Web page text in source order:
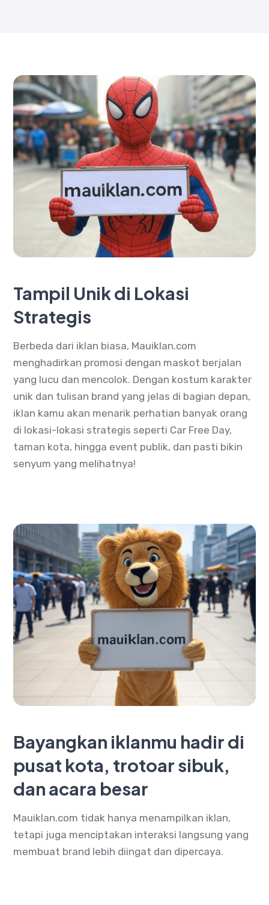
Tampil Unik di Lokasi
Strategis
Berbeda dari iklan biasa, Mauiklan.com
menghadirkan promosi dengan maskot berjalan
yang lucu dan mencolok. Dengan kostum karakter
unik dan tulisan brand yang jelas di bagian depan,
iklan kamu akan menarik perhatian banyak orang
di lokasi-lokasi strategis seperti Car Free Day,
taman kota, hingga event publik, dan pasti bikin
senyum yang melihatnya!
Bayangkan iklanmu hadir di
pusat kota, trotoar sibuk,
dan acara besar
Mauiklan.com tidak hanya menampilkan iklan,
tetapi juga menciptakan interaksi langsung yang
membuat brand lebih diingat dan dipercaya.